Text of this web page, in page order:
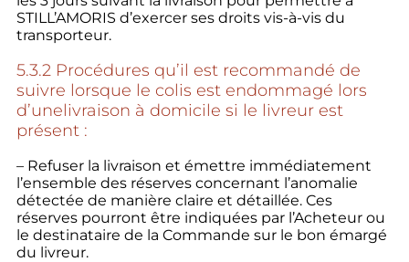
STILL’AMORIS d’exercer ses droits vis-à-vis du
transporteur.
5.3.2 Procédures qu’il est recommandé de
suivre lorsque le colis est endommagé lors
d’unelivraison à domicile si le livreur est
présent :
– Refuser la livraison et émettre immédiatement
l’ensemble des réserves concernant l’anomalie
détectée de manière claire et détaillée. Ces
réserves pourront être indiquées par l’Acheteur ou
le destinataire de la Commande sur le bon émargé
du livreur.